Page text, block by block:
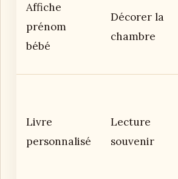
Affiche
prénom
bébé
Décorer la
chambre
Livre
personnalisé
Lecture
souvenir